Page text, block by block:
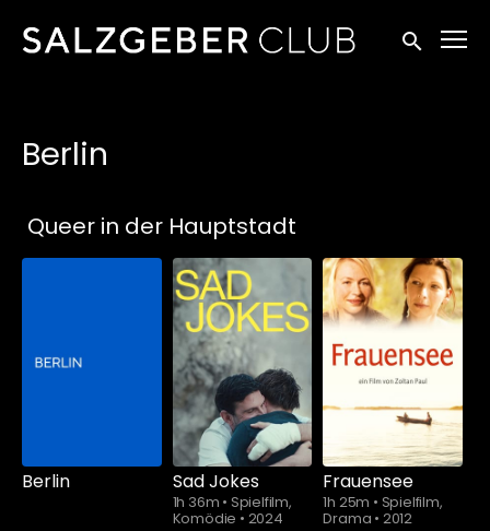
Zugänglichkeitslinks
Suche
Berlin
Sammlungen
Queer in der Hauptstadt
Berlin
Schauen Sie
ab$5.90
Sad Jokes
1h 36m • Spielfilm,
Komödie • 2024
Frauensee
1h 25m • Spielfilm,
Drama • 2012